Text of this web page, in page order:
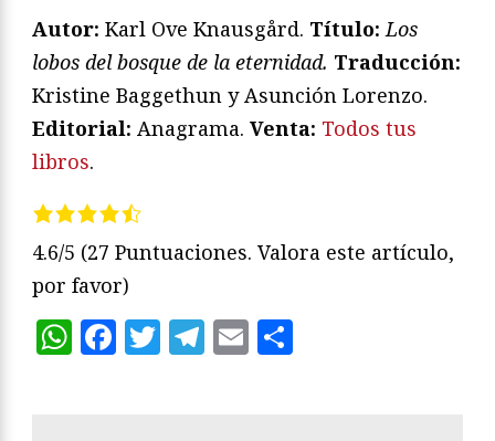
Autor: Karl Ove Knausgård. Título: Los
lobos del bosque de la eternidad. Traducción:
Kristine Baggethun y Asunción Lorenzo.
Editorial: Anagrama. Venta: Todos tus
libros.
4.6/5 (27 Puntuaciones. Valora este artículo,
por favor)
WhatsApp
Facebook
Twitter
Telegram
Email